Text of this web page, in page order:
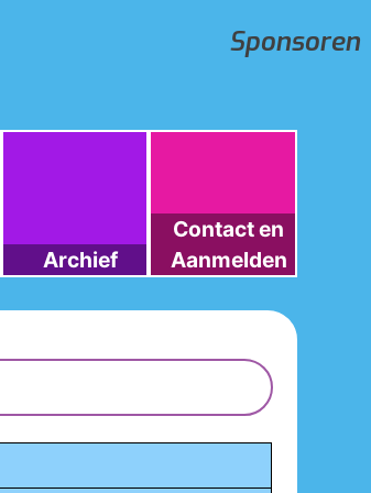
Sponsoren
Archief
Contact en
Aanmelden